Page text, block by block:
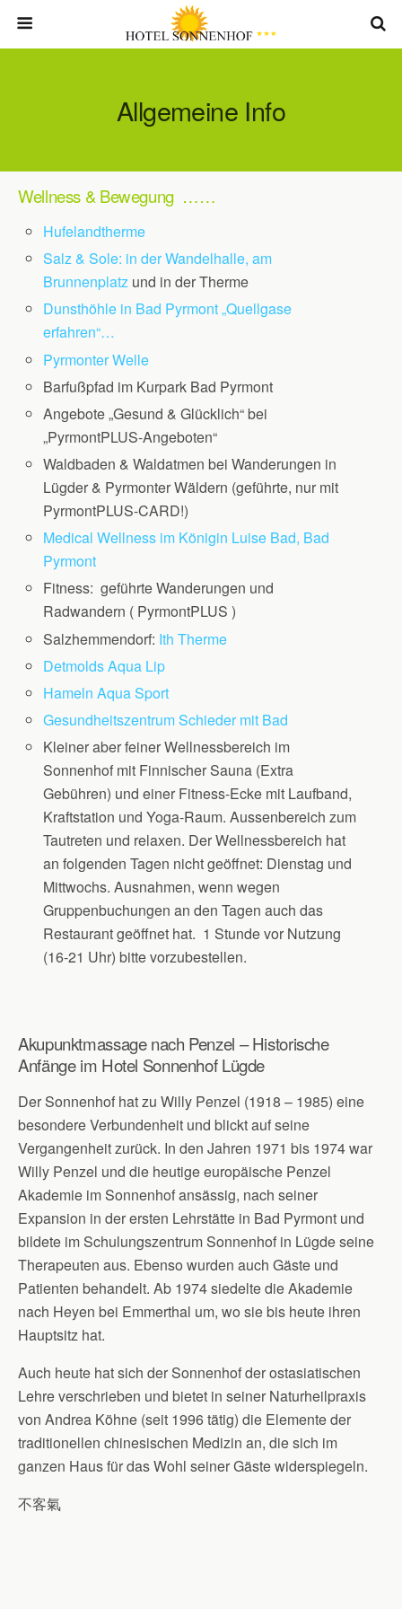
Allgemeine Info
Wellness & Bewegung ……
Hufelandtherme
Salz & Sole: in der Wandelhalle, am
Brunnenplatz und in der Therme
Dunsthöhle in Bad Pyrmont „Quellgase
erfahren“…
Pyrmonter Welle
Barfußpfad im Kurpark Bad Pyrmont
Angebote „Gesund & Glücklich“ bei
„PyrmontPLUS-Angeboten“
Waldbaden & Waldatmen bei Wanderungen in
Lügder & Pyrmonter Wäldern (geführte, nur mit
PyrmontPLUS-CARD!)
Medical Wellness im Königin Luise Bad, Bad
Pyrmont
Fitness: geführte Wanderungen und
Radwandern ( PyrmontPLUS )
Salzhemmendorf: Ith Therme
Detmolds Aqua Lip
Hameln Aqua Sport
Gesundheitszentrum Schieder mit Bad
Kleiner aber feiner Wellnessbereich im
Sonnenhof mit Finnischer Sauna (Extra
Gebühren) und einer Fitness-Ecke mit Laufband,
Kraftstation und Yoga-Raum. Aussenbereich zum
Tautreten und relaxen. Der Wellnessbereich hat
an folgenden Tagen nicht geöffnet: Dienstag und
Mittwochs. Ausnahmen, wenn wegen
Gruppenbuchungen an den Tagen auch das
Restaurant geöffnet hat. 1 Stunde vor Nutzung
(16-21 Uhr) bitte vorzubestellen.
Akupunktmassage nach Penzel – Historische
Anfänge im Hotel Sonnenhof Lügde
Der Sonnenhof hat zu Willy Penzel (1918 – 1985) eine
besondere Verbundenheit und blickt auf seine
Vergangenheit zurück. In den Jahren 1971 bis 1974 war
Willy Penzel und die heutige europäische Penzel
Akademie im Sonnenhof ansässig, nach seiner
Expansion in der ersten Lehrstätte in Bad Pyrmont und
bildete im Schulungszentrum Sonnenhof in Lügde seine
Therapeuten aus. Ebenso wurden auch Gäste und
Patienten behandelt. Ab 1974 siedelte die Akademie
nach Heyen bei Emmerthal um, wo sie bis heute ihren
Hauptsitz hat.
Auch heute hat sich der Sonnenhof der ostasiatischen
Lehre verschrieben und bietet in seiner Naturheilpraxis
von Andrea Köhne (seit 1996 tätig) die Elemente der
traditionellen chinesischen Medizin an, die sich im
ganzen Haus für das Wohl seiner Gäste widerspiegeln.
不客氣